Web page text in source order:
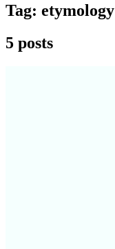
Tag: etymology
5 posts